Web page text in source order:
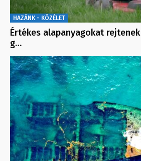
HAZÁNK - KÖZÉLET
Értékes alapanyagokat
g…